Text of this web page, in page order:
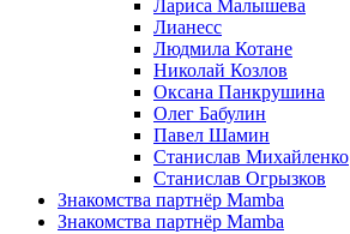
Лариса Малышева
Лианесс
Людмила Котане
Николай Козлов
Оксана Панкрушина
Олег Бабулин
Павел Шамин
Станислав Михайленко
Станислав Огрызков
Знакомства партнёр Mamba
Знакомства партнёр Mamba